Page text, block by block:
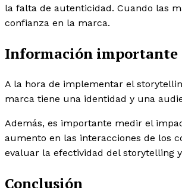
la falta de autenticidad. Cuando las
confianza en la marca.
Información importante
A la hora de implementar el
marca tiene una identidad y una
Además, es importante medir el
aumento en las interacciones de los
evaluar la efectividad del storytelling
Conclusión